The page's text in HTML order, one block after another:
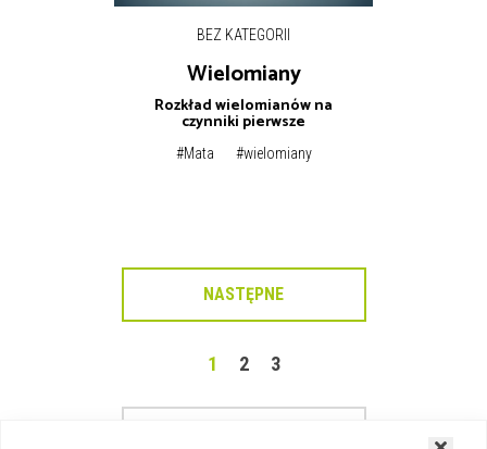
BEZ KATEGORII
Wielomiany
Rozkład wielomianów na
czynniki pierwsze
#Mata #wielomiany
1 2 3
NASTĘPNE